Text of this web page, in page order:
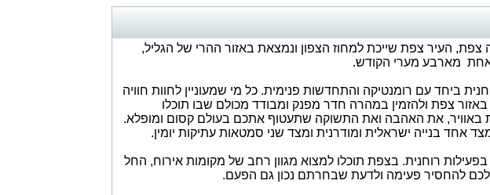
העיר צפת שייכת למחוז הצפון ונמצאת באזור ההרי של הגליל,
מארבע מערי הקודש.
ביחד עם רומנטיקה והתחדשות פנימית. כל מי שמעוניין לחוות חוויה
צפת ולהזמין במהרה חדר מפנק ומבודד מכולם שבו תוכלו
באוויר, את האהבה ואת התשוקה שתעטוף אתכם בעולם קסום ומופלא.
אחד בנייה ישראלית ומודרנית ומצד שני סמטאות עתיקות יומין.
רוחנית. בצפת תוכלו למצוא מגוון רחב של מקומות אירוח, החל
להחסיר פעימה ולדעת שבחרתם נכון גם הפעם.